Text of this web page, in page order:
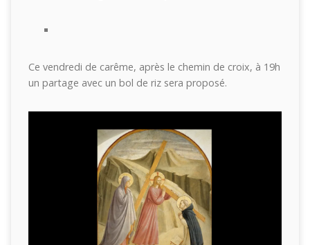
Ce vendredi de carême, après le chemin de croix, à 19h
un partage avec un bol de riz sera proposé.